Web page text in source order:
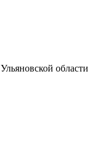
области